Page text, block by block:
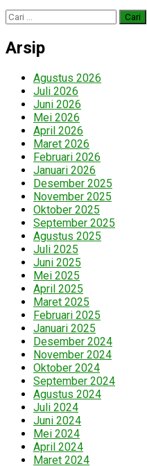
Cari
untuk:
Arsip
Agustus 2026
Juli 2026
Juni 2026
Mei 2026
April 2026
Maret 2026
Februari 2026
Januari 2026
Desember 2025
November 2025
Oktober 2025
September 2025
Agustus 2025
Juli 2025
Juni 2025
Mei 2025
April 2025
Maret 2025
Februari 2025
Januari 2025
Desember 2024
November 2024
Oktober 2024
September 2024
Agustus 2024
Juli 2024
Juni 2024
Mei 2024
April 2024
Maret 2024